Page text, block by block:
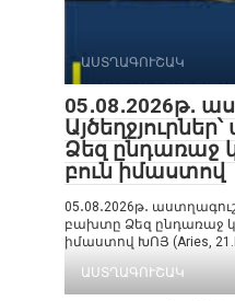
ԱՍՏՂԱԳՈՒՇԱԿ
05․08․2026թ․
Ձեզ ընդառաջ
բուն իմաստով
05․08․2026թ․
բախտը Ձեզ ընդառաջ
իմաստով ԽՈՅ (Aries,
ԱՍՏՂԱԳՈՒՇԱԿ